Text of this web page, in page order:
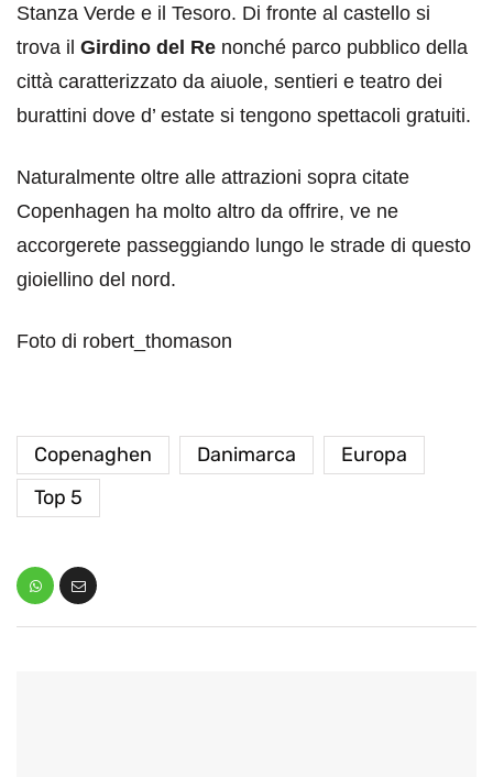
Stanza Verde e il Tesoro. Di fronte al castello si
trova il Girdino del Re nonché parco pubblico della
città caratterizzato da aiuole, sentieri e teatro dei
burattini dove d’ estate si tengono spettacoli gratuiti.
Naturalmente oltre alle attrazioni sopra citate
Copenhagen ha molto altro da offrire, ve ne
accorgerete passeggiando lungo le strade di questo
gioiellino del nord.
Foto di robert_thomason
Copenaghen Danimarca
Europa
Top 5